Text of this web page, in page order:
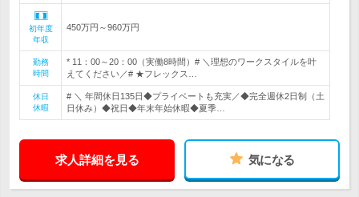
初年度
年収
450万円～960万円
勤務
時間
* 11：00～20：00（実働8時間）# ＼理想のワークスタイルを叶
えてください／# ★フレックス…
休日
休暇
# ＼ 年間休日135日◆プライベートも充実／◆完全週休2日制（土
日休み）◆祝日◆年末年始休暇◆夏季…
求人詳細を見る 気になる